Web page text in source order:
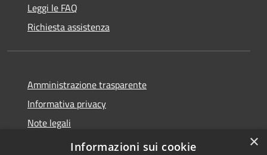
Leggi le FAQ
Richiesta assistenza
Amministrazione trasparente
Informativa privacy
Note legali
Dichiarazione di accessibilità
×
Informazioni sui cookie